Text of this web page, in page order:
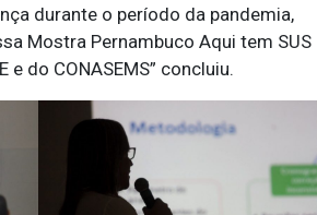
durante o período da pandemia,
Mostra Pernambuco Aqui tem SUS
do CONASEMS” concluiu.